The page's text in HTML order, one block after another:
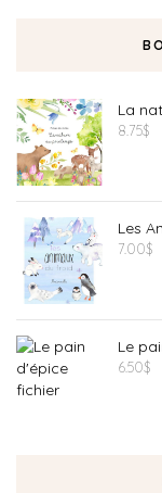
La
8.75$
Les
7.00$
Le
6.50$